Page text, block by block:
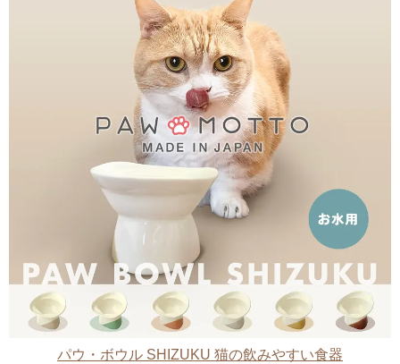
パウ・ボウル SHIZUKU 猫の飲みやすい食器